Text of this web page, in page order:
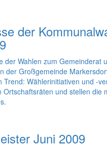
der
der Wahlen zum Gemeinderat
der Großgemeinde
Trend: Wählerinitiativen und -
Ortschaftsräten und stellen die
Juni 2009